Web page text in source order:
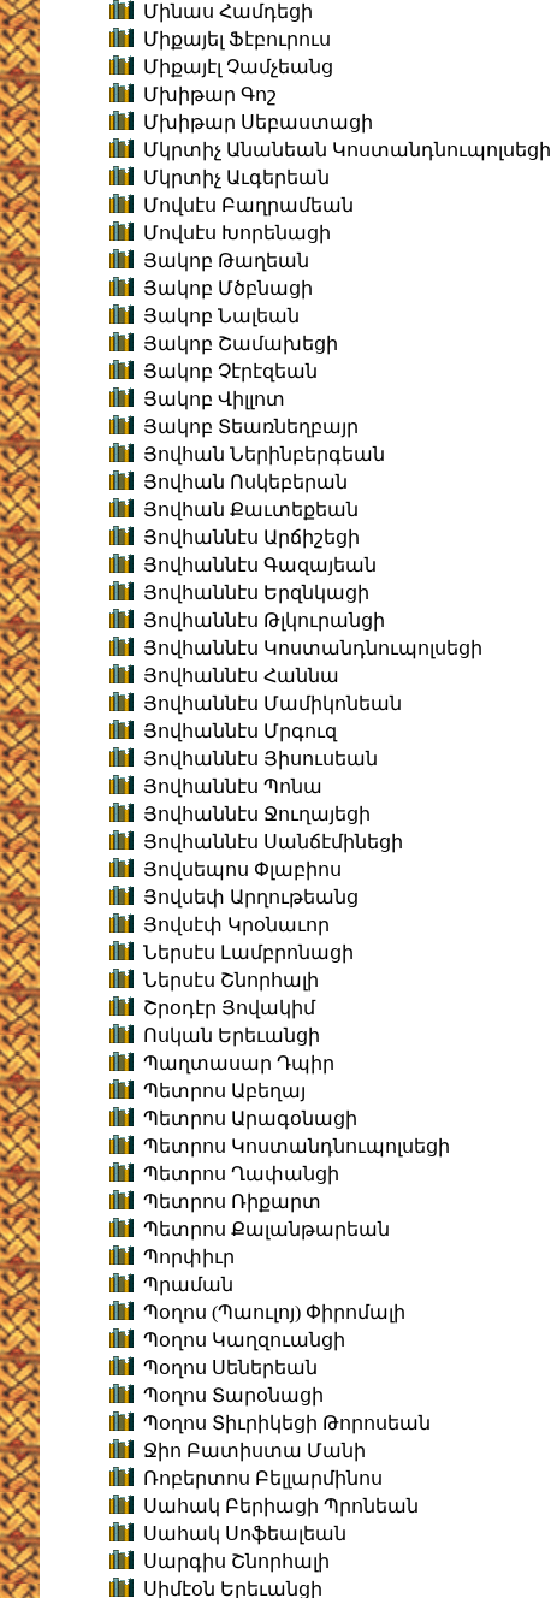
Մինաս Համդեցի
Միքայել Ֆէբուրուս
Միքայէլ Չամչեանց
Մխիթար Գոշ
Մխիթար Սեբաստացի
Մկրտիչ Անանեան Կոստանդնուպոլսեցի
Մկրտիչ Աւգերեան
Մովսէս Բաղրամեան
Մովսէս Խորենացի
Յակոբ Թաղեան
Յակոբ Մծբնացի
Յակոբ Նալեան
Յակոբ Շամախեցի
Յակոբ Չէրէզեան
Յակոբ Վիլլոտ
Յակոբ Տեառնեղբայր
Յովհան Ներինբերգեան
Յովհան Ոսկեբերան
Յովհան Քաւտեքեան
Յովհաննէս Արճիշեցի
Յովհաննէս Գազայեան
Յովհաննէս Երզնկացի
Յովհաննէս Թլկուրանցի
Յովհաննէս Կոստանդնուպոլսեցի
Յովհաննէս Հաննա
Յովհաննէս Մամիկոնեան
Յովհաննէս Մրգուզ
Յովհաննէս Յիսուսեան
Յովհաննէս Պոնա
Յովհաննէս Ջուղայեցի
Յովհաննէս Սանճէմինեցի
Յովսեպոս Փլաբիոս
Յովսեփ Արղութեանց
Յովսէփ Կրօնաւոր
Ներսէս Լամբրոնացի
Ներսէս Շնորհալի
Շրօդէր Յովակիմ
Ոսկան Երեւանցի
Պաղտասար Դպիր
Պետրոս Աբեղայ
Պետրոս Արագօնացի
Պետրոս Կոստանդնուպոլսեցի
Պետրոս Ղափանցի
Պետրոս Ռիքարտ
Պետրոս Քալանթարեան
Պորփիւր
Պրաման
Պօղոս (Պաուլոյ) Փիրոմալի
Պօղոս Կաղզուանցի
Պօղոս Սեներեան
Պօղոս Տարօնացի
Պօղոս Տիւրիկեցի Թորոսեան
Ջիո Բատիստա Մանի
Ռոբերտոս Բելլարմինոս
Սահակ Բերիացի Պրոնեան
Սահակ Սոֆեալեան
Սարգիս Շնորհալի
Սիմէօն Երեւանցի